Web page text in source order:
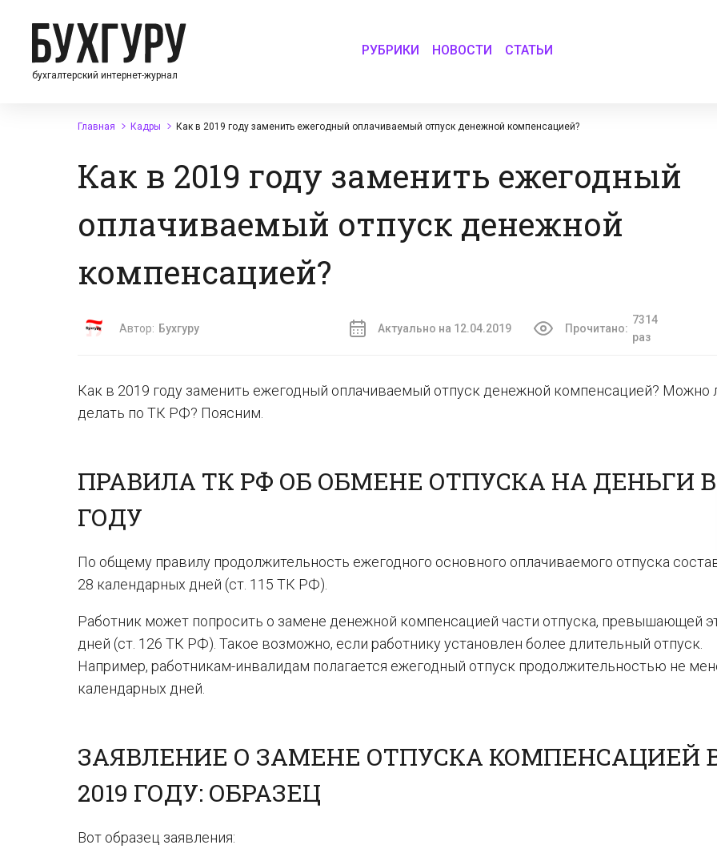
бухгалтерский интернет-журнал
РУБРИКИ НОВОСТИ СТАТЬИ
Главная Кадры Как в 2019 году заменить ежегодный оплачиваемый отпуск денежной компенсацией?
Как в 2019 году заменить ежегодный
оплачиваемый отпуск денежной
компенсацией?
Автор: Бухгуру Актуально на 12.04.2019 Прочитано:
7314
раз
Как в 2019 году заменить ежегодный оплачиваемый отпуск денежной компенсацией? Можно
делать по ТК РФ? Поясним.
ПРАВИЛА ТК РФ ОБ ОБМЕНЕ ОТПУСКА НА ДЕНЬГИ В
ГОДУ
По общему правилу продолжительность ежегодного основного оплачиваемого отпуска
28 календарных дней (ст. 115 ТК РФ).
Работник может попросить о замене денежной компенсацией части отпуска, превышающей
дней (ст. 126 ТК РФ). Такое возможно, если работнику установлен более длительный отпуск.
Например, работникам-инвалидам полагается ежегодный отпуск продолжительностью не
календарных дней.
ЗАЯВЛЕНИЕ О ЗАМЕНЕ ОТПУСКА КОМПЕНСАЦИЕЙ
2019 ГОДУ: ОБРАЗЕЦ
Вот образец заявления: